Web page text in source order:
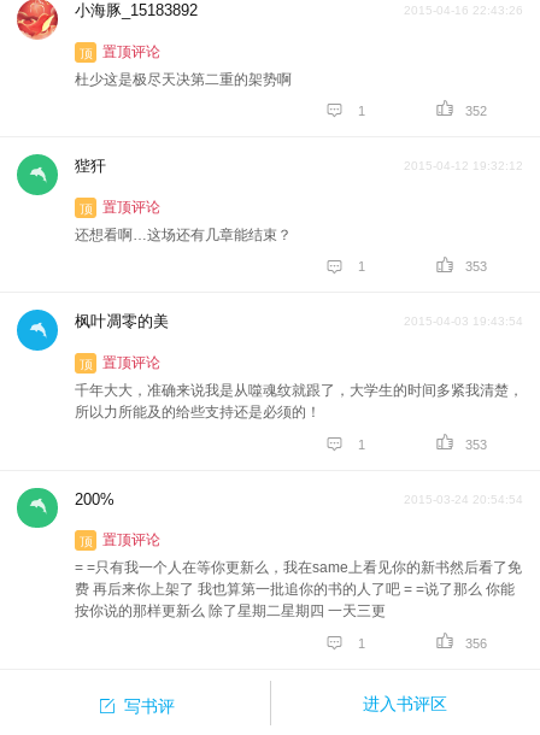
小海豚_15183892 2015-04-16 22:43:26
顶
置顶评论
杜少这是极尽天决第二重的架势啊
 1  352
狴犴 2015-04-12 19:32:12
顶
置顶评论
还想看啊…这场还有几章能结束？
 1  353
枫叶凋零的美 2015-04-03 19:43:54
顶
置顶评论
千年大大，准确来说我是从噬魂纹就跟了，大学生的时间多紧我清楚，
所以力所能及的给些支持还是必须的！
 1  353
200% 2015-03-24 20:54:54
顶
置顶评论
= =只有我一个人在等你更新么，我在same上看见你的新书然后看了免
费 再后来你上架了 我也算第一批追你的书的人了吧 = =说了那么 你能
按你说的那样更新么 除了星期二星期四 一天三更
 1  356
 写书评 进入书评区